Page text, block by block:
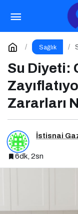
Sağlık
Su Diyeti:
Zararları
İstisnai
6dk, 2sn
Yemeğe
Yorum Yap